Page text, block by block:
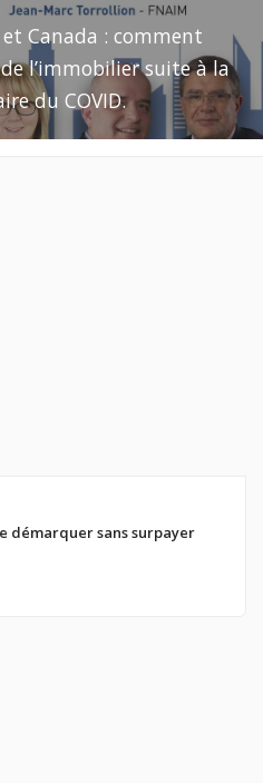
Canada : comment
l’immobilier suite à la
du COVID.
démarquer sans surpayer